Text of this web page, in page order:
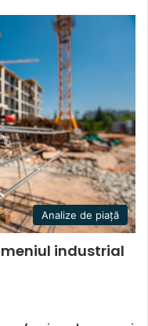
Analize de piață
industrial